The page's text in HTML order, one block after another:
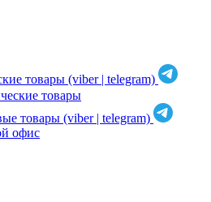
товары (viber | telegram)
товары
товары (viber | telegram)
офис